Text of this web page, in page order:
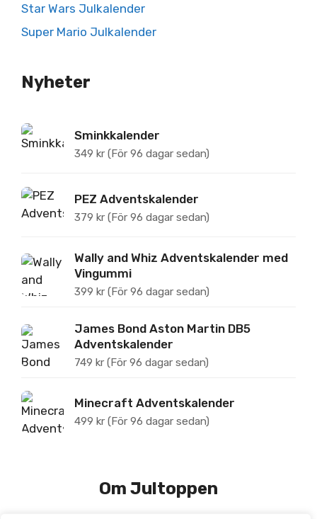
Star Wars Julkalender
Super Mario Julkalender
Nyheter
Sminkkalender
349 kr (För 96 dagar sedan)
PEZ Adventskalender
379 kr (För 96 dagar sedan)
Wally and Whiz Adventskalender med
Vingummi
399 kr (För 96 dagar sedan)
James Bond Aston Martin DB5
Adventskalender
749 kr (För 96 dagar sedan)
Minecraft Adventskalender
499 kr (För 96 dagar sedan)
Om Jultoppen